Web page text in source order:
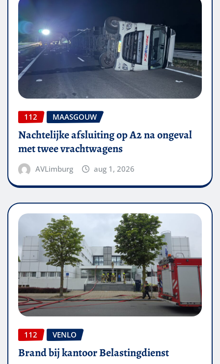
112 MAASGOUW
Nachtelijke afsluiting op A2 na ongeval
met twee vrachtwagens
AVLimburg aug 1, 2026
112 VENLO
Brand bij kantoor Belastingdienst